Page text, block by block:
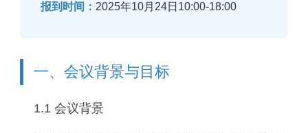
报到时间： 2025年10月24日10:00-18:00
一、会议背景与目标
1.1 会议背景